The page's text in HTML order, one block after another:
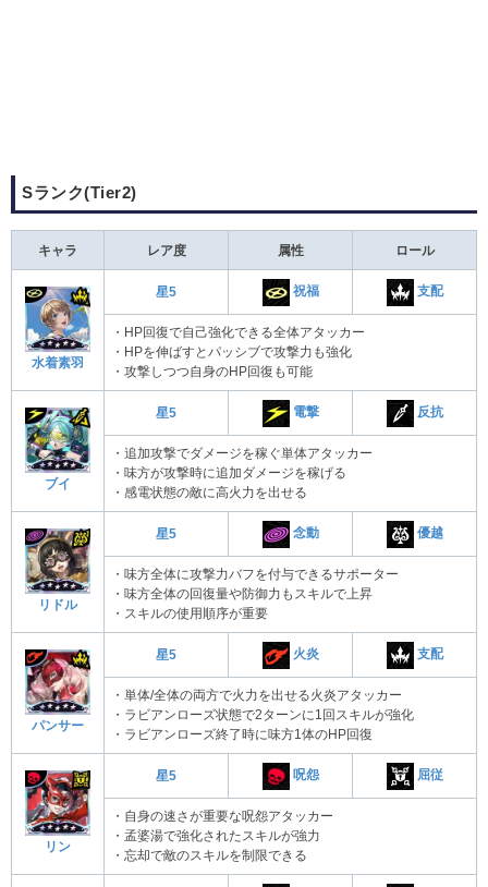
Sランク(Tier2)
キャラ レア度 属性 ロール
水着素羽
星5 祝福 支配
・HP回復で自己強化できる全体アタッカー
・HPを伸ばすとパッシブで攻撃力も強化
・攻撃しつつ自身のHP回復も可能
ブイ
星5 電撃 反抗
・追加攻撃でダメージを稼ぐ単体アタッカー
・味方が攻撃時に追加ダメージを稼げる
・感電状態の敵に高火力を出せる
リドル
星5 念動 優越
・味方全体に攻撃力バフを付与できるサポーター
・味方全体の回復量や防御力もスキルで上昇
・スキルの使用順序が重要
パンサー
星5 火炎 支配
・単体/全体の両方で火力を出せる火炎アタッカー
・ラビアンローズ状態で2ターンに1回スキルが強化
・ラビアンローズ終了時に味方1体のHP回復
リン
星5 呪怨 屈従
・自身の速さが重要な呪怨アタッカー
・孟婆湯で強化されたスキルが強力
・忘却で敵のスキルを制限できる